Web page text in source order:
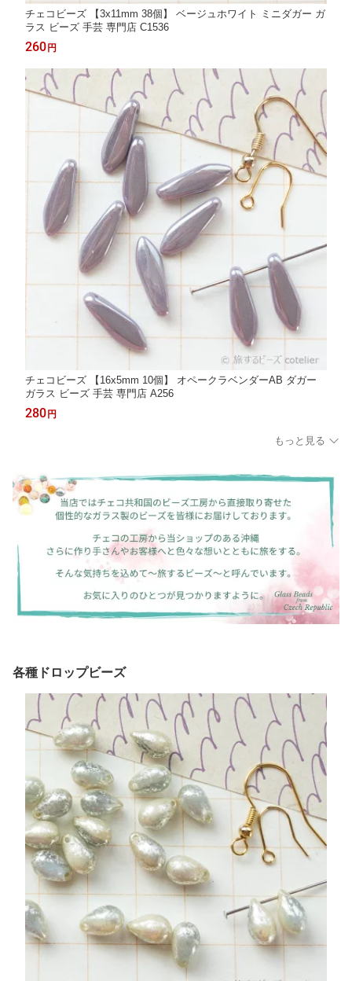
チェコビーズ 【3x11mm 38個】 ベージュホワイト ミニダガー ガ
ラス ビーズ 手芸 専門店 C1536
260 円
チェコビーズ 【16x5mm 10個】 オペークラベンダーAB ダガー
ガラス ビーズ 手芸 専門店 A256
280 円
もっと見る
各種ドロップビーズ